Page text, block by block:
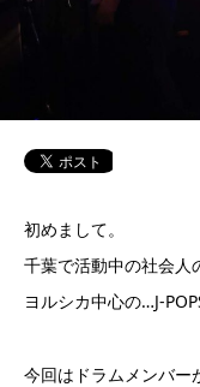
初めまして。
千葉で活動中の社会人
ヨルシカ中心の…J-
今回はドラムメンバー